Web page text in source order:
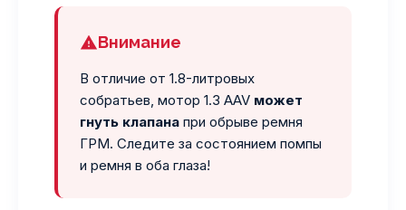
Внимание
В отличие от 1.8-литровых
собратьев, мотор 1.3 AAV может
гнуть клапана при обрыве ремня
ГРМ. Следите за состоянием помпы
и ремня в оба глаза!